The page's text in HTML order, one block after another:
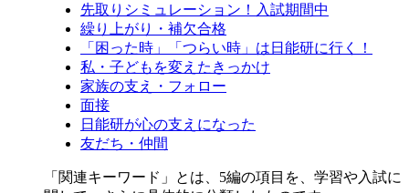
先取りシミュレーション！入試期間中
繰り上がり・補欠合格
「困った時」「つらい時」は日能研に行く！
私・子どもを変えたきっかけ
家族の支え・フォロー
面接
日能研が心の支えになった
友だち・仲間
「関連キーワード」とは、5編の項目を、学習や入試に